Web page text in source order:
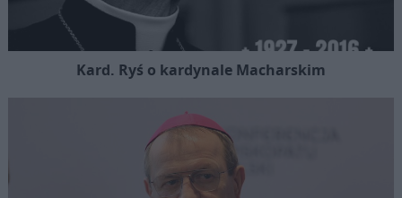
Kard. Ryś o kardynale Macharskim